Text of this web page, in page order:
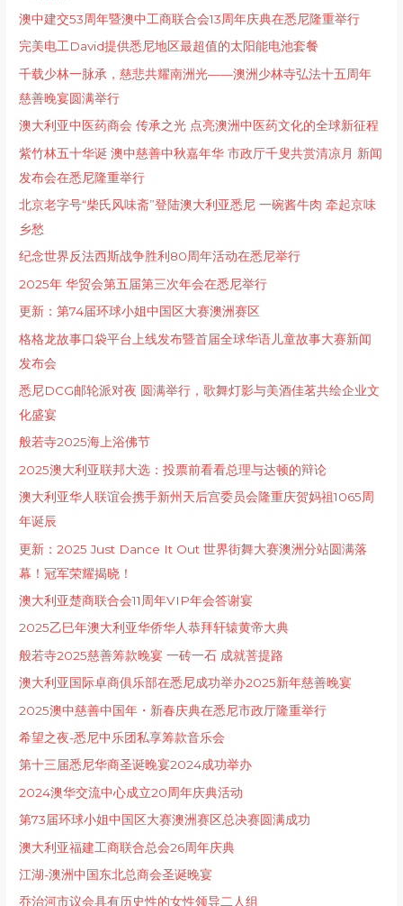
澳中建交53周年暨澳中工商联合会13周年庆典在悉尼隆重举行
完美电工David提供悉尼地区最超值的太阳能电池套餐
千载少林一脉承，慈悲共耀南洲光——澳洲少林寺弘法十五周年
慈善晚宴圆满举行
澳大利亚中医药商会 传承之光 点亮澳洲中医药文化的全球新征程
紫竹林五十华诞 澳中慈善中秋嘉年华 市政厅千叟共赏清凉月 新闻
发布会在悉尼隆重举行
北京⽼字号“柴⽒⻛味斋”登陆澳⼤利亚悉尼 ⼀碗酱⽜⾁ 牵起京味
乡愁
纪念世界反法西斯战争胜利80周年活动在悉尼举行
2025年 华贸会第五届第三次年会在悉尼举行
更新：第74届环球小姐中国区大赛澳洲赛区
格格龙故事口袋平台上线发布暨首届全球华语儿童故事大赛新闻
发布会
悉尼DCG邮轮派对夜 圆满举行，歌舞灯影与美酒佳茗共绘企业文
化盛宴
般若寺2025海上浴佛节
2025澳大利亚联邦大选：投票前看看总理与达顿的辩论
澳大利亚华人联谊会携手新州天后宫委员会隆重庆贺妈祖1065周
年诞辰
更新：2025 Just Dance It Out 世界街舞⼤赛澳洲分站圆满落
幕！冠军荣耀揭晓！
澳大利亚楚商联合会11周年VIP年会答谢宴
2025乙巳年澳大利亚华侨华人恭拜轩辕黄帝大典
般若寺2025慈善筹款晚宴 一砖一石 成就菩提路
澳大利亚国际卓商俱乐部在悉尼成功举办2025新年慈善晚宴
2025澳中慈善中国年・新春庆典在悉尼市政厅隆重举行
希望之夜-悉尼中乐团私享筹款音乐会
第十三届悉尼华商圣诞晚宴2024成功举办
2024澳华交流中心成⽴20周年庆典活动
第73届环球小姐中国区大赛澳洲赛区总决赛圆满成功
澳大利亚福建工商联合总会26周年庆典
江湖-澳洲中国东北总商会圣诞晚宴
乔治河市议会具有历史性的女性领导二人组